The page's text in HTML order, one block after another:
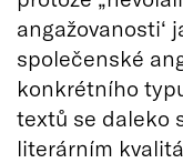
angažovanosti‘
společenské
konkrétního
textů se daleko
literárním